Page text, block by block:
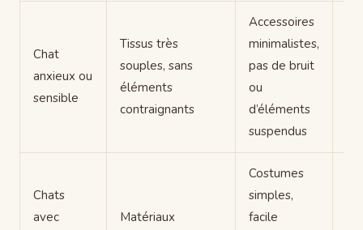
Chat
anxieux ou
sensible
Tissus très
souples, sans
éléments
contraignants
Accessoires
minimalistes,
pas de bruit
ou
d’éléments
suspendus
Chats
avec
Matériaux
Costumes
simples,
facile